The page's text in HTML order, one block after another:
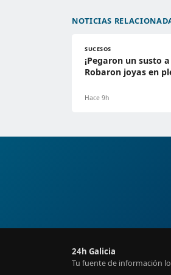
NOTICIAS
SUCESOS
¡Pegaron un susto
Robaron joyas en
Hace 9h
24h Galicia
Tu fuente de información